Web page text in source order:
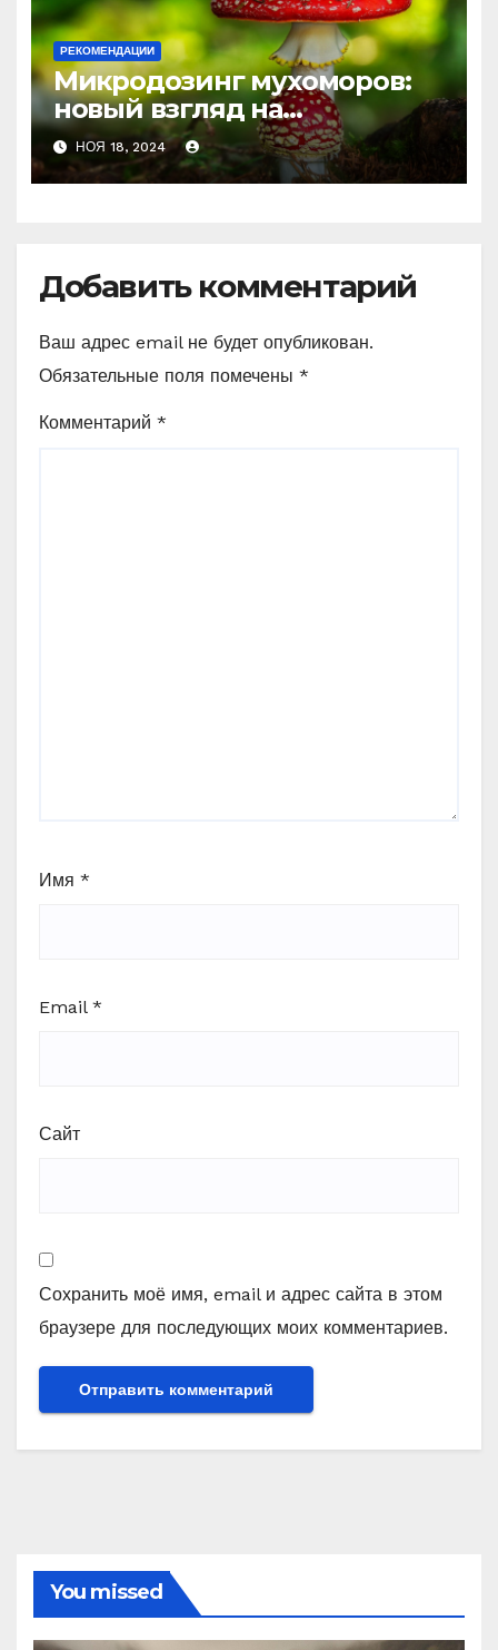
РЕКОМЕНДАЦИИ
Микродозинг мухоморов:
новый взгляд на
психоделику
НОЯ 18, 2024
Добавить комментарий
Ваш адрес email не будет опубликован.
Обязательные поля помечены *
Комментарий *
Имя *
Email *
Сайт
Сохранить моё имя, email и адрес сайта в этом
браузере для последующих моих комментариев.
You missed